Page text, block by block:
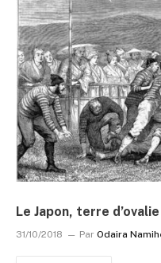
Le Japon, terre d’ovalie
31/10/2018 Par Odaira